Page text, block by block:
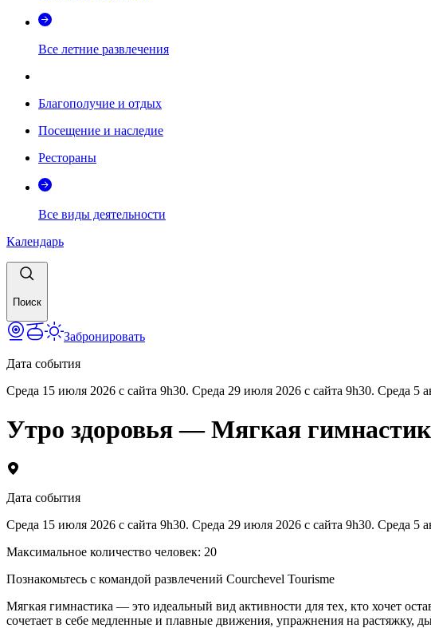
Все летние развлечения
Благополучие и отдых
Посещение и наследие
Рестораны
Все виды деятельности
Календарь
Поиск
Забронировать
Дата события
Среда 15 июля 2026 с сайта 9h30. Среда 29 июля 2026 с сайта 9h30. Среда 5
Утро здоровья — Мягкая
Дата события
Среда 15 июля 2026 с сайта 9h30. Среда 29 июля 2026 с сайта 9h30. Среда 5
Максимальное количество человек: 20
Познакомьтесь с командой развлечений Courchevel Tourisme
Мягкая гимнастика — это идеальный вид активности для тех, кто хочет
сочетает в себе медленные и плавные движения, упражнения на растяжку,